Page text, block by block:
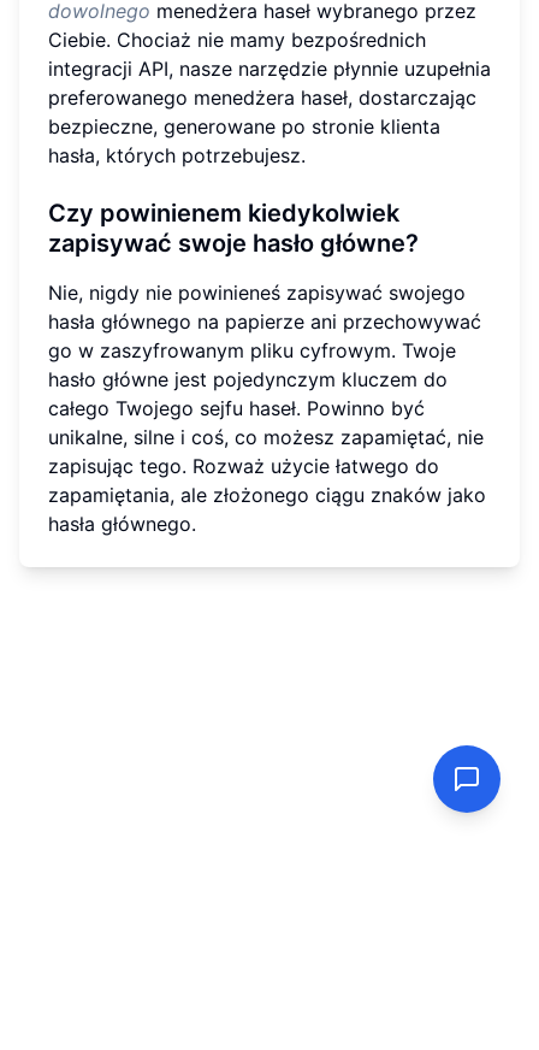
dowolnego menedżera haseł wybranego przez
Ciebie. Chociaż nie mamy bezpośrednich
integracji API, nasze narzędzie płynnie uzupełnia
preferowanego menedżera haseł, dostarczając
bezpieczne, generowane po stronie klienta
hasła, których potrzebujesz.
Czy powinienem kiedykolwiek
zapisywać swoje hasło główne?
Nie, nigdy nie powinieneś zapisywać swojego
hasła głównego na papierze ani przechowywać
go w zaszyfrowanym pliku cyfrowym. Twoje
hasło główne jest pojedynczym kluczem do
całego Twojego sejfu haseł. Powinno być
unikalne, silne i coś, co możesz zapamiętać, nie
zapisując tego. Rozważ użycie łatwego do
zapamiętania, ale złożonego ciągu znaków jako
hasła głównego.